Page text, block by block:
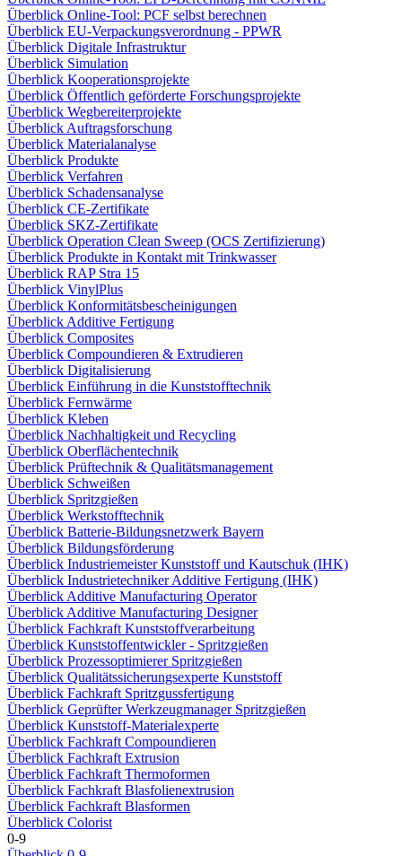
Überblick Online-Tool: PCF selbst berechnen
Überblick EU-Verpackungsverordnung - PPWR
Überblick Digitale Infrastruktur
Überblick Simulation
Überblick Kooperationsprojekte
Überblick Öffentlich geförderte Forschungsprojekte
Überblick Wegbereiterprojekte
Überblick Auftragsforschung
Überblick Materialanalyse
Überblick Produkte
Überblick Verfahren
Überblick Schadensanalyse
Überblick CE-Zertifikate
Überblick SKZ-Zertifikate
Überblick Operation Clean Sweep (OCS Zertifizierung)
Überblick Produkte in Kontakt mit Trinkwasser
Überblick RAP Stra 15
Überblick VinylPlus
Überblick Konformitätsbescheinigungen
Überblick Additive Fertigung
Überblick Composites
Überblick Compoundieren & Extrudieren
Überblick Digitalisierung
Überblick Einführung in die Kunststofftechnik
Überblick Fernwärme
Überblick Kleben
Überblick Nachhaltigkeit und Recycling
Überblick Oberflächentechnik
Überblick Prüftechnik & Qualitätsmanagement
Überblick Schweißen
Überblick Spritzgießen
Überblick Werkstofftechnik
Überblick Batterie-Bildungsnetzwerk Bayern
Überblick Bildungsförderung
Überblick Industriemeister Kunststoff und Kautschuk (IHK)
Überblick Industrietechniker Additive Fertigung (IHK)
Überblick Additive Manufacturing Operator
Überblick Additive Manufacturing Designer
Überblick Fachkraft Kunststoffverarbeitung
Überblick Kunststoffentwickler - Spritzgießen
Überblick Prozessoptimierer Spritzgießen
Überblick Qualitätssicherungsexperte Kunststoff
Überblick Fachkraft Spritzgussfertigung
Überblick Geprüfter Werkzeugmanager Spritzgießen
Überblick Kunststoff-Materialexperte
Überblick Fachkraft Compoundieren
Überblick Fachkraft Extrusion
Überblick Fachkraft Thermoformen
Überblick Fachkraft Blasfolienextrusion
Überblick Fachkraft Blasformen
Überblick Colorist
0-9